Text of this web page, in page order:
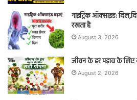
नाइट्रिक ऑक्साइड:
रखता है
August 3, 2026
जीवन के हर पड़ाव के लिए
August 2, 2026